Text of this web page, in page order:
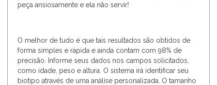
peça ansiosamente e ela não servir!
O melhor de tudo é que tais resultados são obtidos de
forma simples e rápida e ainda contam com 98% de
precisão. Informe seus dados nos campos solicitados,
como idade, peso e altura. O sistema irá identificar seu
biotipo através de uma análise personalizada. O tamanho